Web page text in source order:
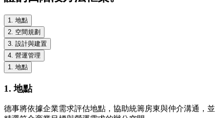
1. 地點
2. 空間規劃
3. 設計與建置
4. 營運管理
1. 地點
1. 地點
德事將依據企業需求評估地點，協助統籌房東與仲介溝通，並